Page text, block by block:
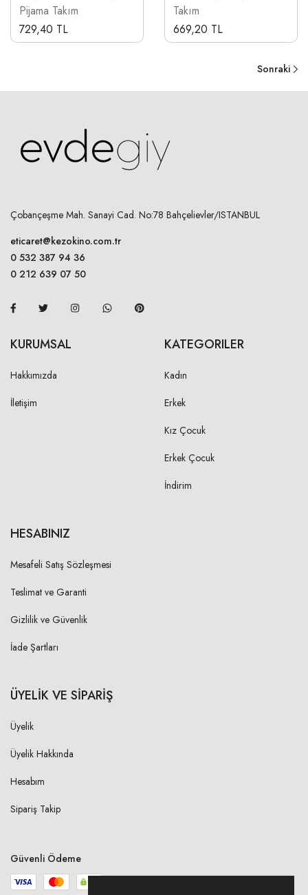
Pijama Takım
729,40 TL
Takım
669,20 TL
Sonraki
Çobançeşme Mah. Sanayi Cad. No:78 Bahçelievler/ISTANBUL
eticaret@kezokino.com.tr
0 532 387 94 36
0 212 639 07 50
KURUMSAL
Hakkımızda
İletişim
KATEGORILER
Kadın
Erkek
Kız Çocuk
Erkek Çocuk
İndirim
HESABINIZ
Mesafeli Satış Sözleşmesi
Teslimat ve Garanti
Gizlilik ve Güvenlik
İade Şartları
ÜYELİK VE SİPARİŞ
Üyelik
Üyelik Hakkında
Hesabım
Sipariş Takip
Güvenli Ödeme